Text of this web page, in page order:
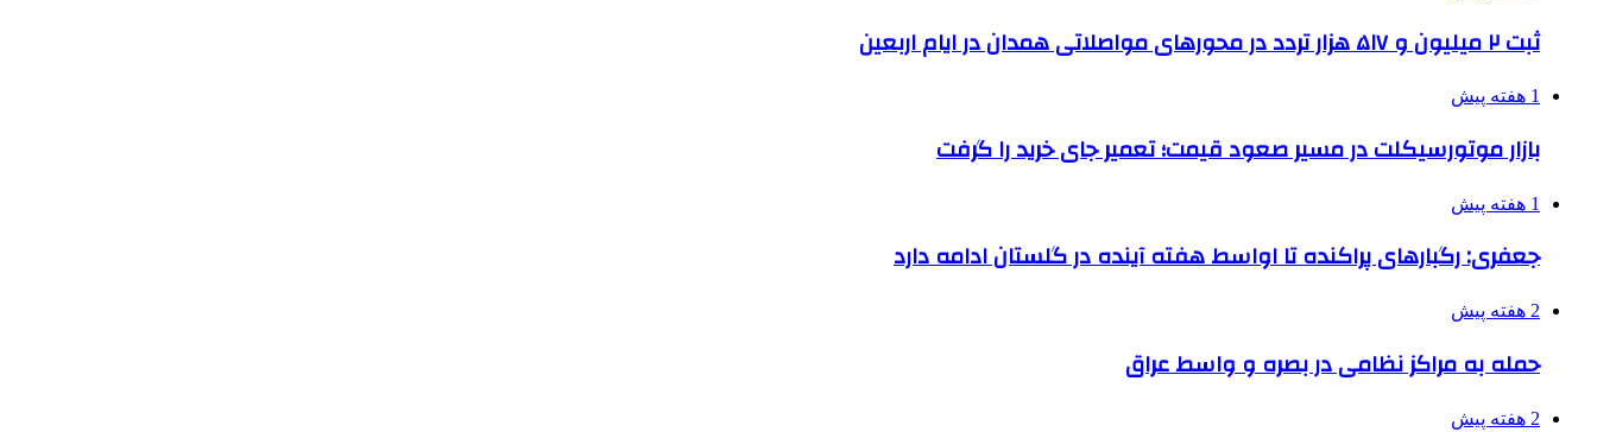
ثبت ۲ میلیون و ۵۱۷ هزار تردد در محورهای مواصلاتی همدان در ایام اربعین
1 هفته پیش
بازار موتورسیکلت در مسیر صعود قیمت؛ تعمیر جای خرید را گرفت
1 هفته پیش
جعفری: رگبارهای پراکنده تا اواسط هفته آینده در گلستان ادامه دارد
2 هفته پیش
حمله به مراکز نظامی در بصره و واسط عراق
2 هفته پیش